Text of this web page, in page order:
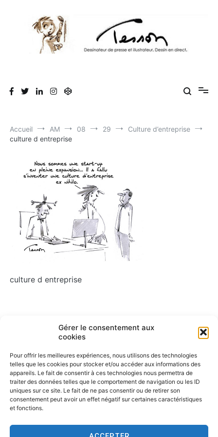
Gérer le consentement aux
cookies
Pour offrir les meilleures expériences, nous utilisons des technologies
telles que les cookies pour stocker et/ou accéder aux informations des
appareils. Le fait de consentir à ces technologies nous permettra de
traiter des données telles que le comportement de navigation ou les ID
uniques sur ce site. Le fait de ne pas consentir ou de retirer son
consentement peut avoir un effet négatif sur certaines caractéristiques
et fonctions.
direct, dessin humoristique, cartoonist.
direct lors des séminaires d'entreprise. Illustration et dessin
Accueil AM 08 29
Culture d’entreprise
culture d entreprise
culture d entreprise
Navigation
de
l’article
ARTICLE PRÉCÉDENT
Culture d’entreprise